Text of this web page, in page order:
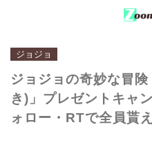
ジョジョ
ジョジョの奇妙な冒
き)」プレゼントキャ
ォロー・RTで全員貰